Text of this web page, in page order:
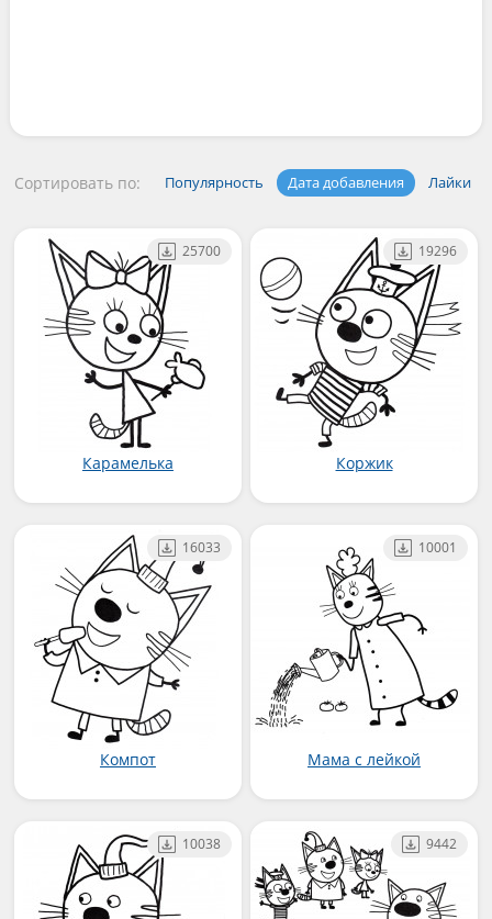
Сортировать по: Популярность Дата добавления Лайки
Карамелька
25700
Коржик
19296
Компот
16033
Мама с лейкой
10001
10038 9442